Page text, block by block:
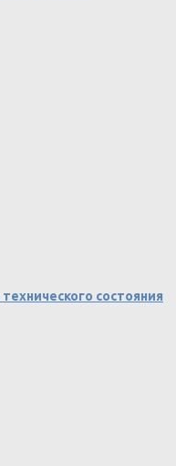
состояния